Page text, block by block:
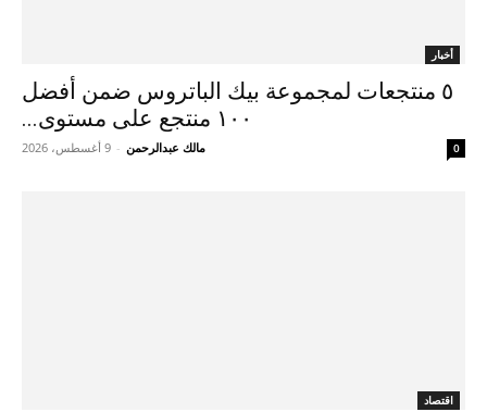
أخبار
٥ منتجعات لمجموعة بيك الباتروس ضمن أفضل
١٠٠ منتجع على مستوى...
مالك عبدالرحمن - 9 أغسطس، 2026 0
اقتصاد